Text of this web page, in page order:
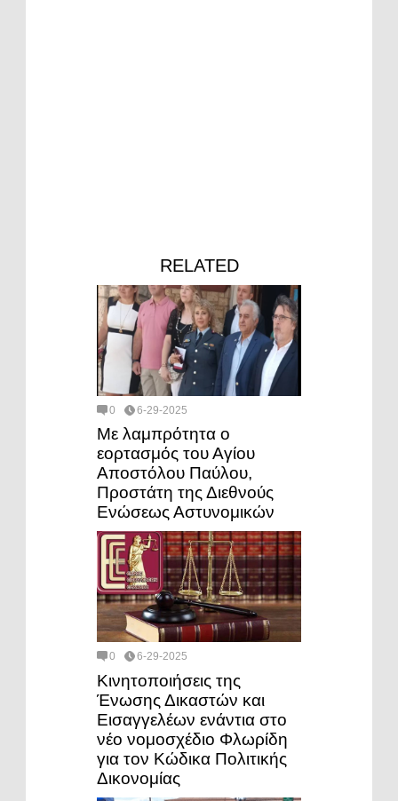
RELATED
0 6-29-2025
Με λαμπρότητα ο
εορτασμός του Αγίου
Αποστόλου Παύλου,
Προστάτη της Διεθνούς
Ενώσεως Αστυνομικών
0 6-29-2025
Κινητοποιήσεις της
Ένωσης Δικαστών και
Εισαγγελέων ενάντια στο
νέο νομοσχέδιο Φλωρίδη
για τον Κώδικα Πολιτικής
Δικονομίας